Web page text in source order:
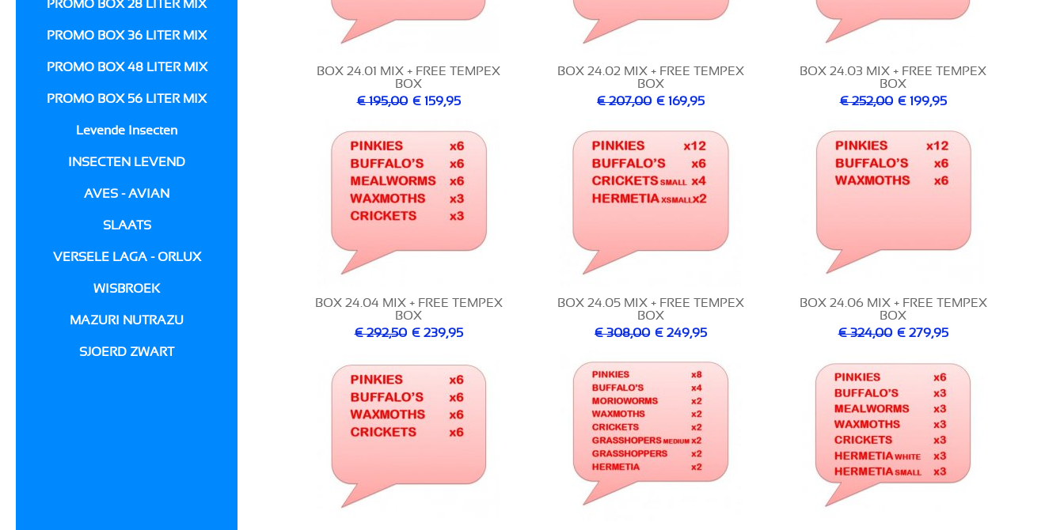
PROMO BOX 28 LITER MIX
PROMO BOX 36 LITER MIX
PROMO BOX 48 LITER MIX
PROMO BOX 56 LITER MIX
Levende Insecten
INSECTEN LEVEND
AVES - AVIAN
SLAATS
VERSELE LAGA - ORLUX
WISBROEK
MAZURI NUTRAZU
SJOERD ZWART
BOX 24.01 MIX + FREE TEMPEX
BOX
€ 195,00 € 159,95
BOX 24.02 MIX + FREE TEMPEX
BOX
€ 207,00 € 169,95
BOX 24.03 MIX + FREE TEMPEX
BOX
€ 252,00 € 199,95
BOX 24.04 MIX + FREE TEMPEX
BOX
€ 292,50 € 239,95
BOX 24.05 MIX + FREE TEMPEX
BOX
€ 308,00 € 249,95
BOX 24.06 MIX + FREE TEMPEX
BOX
€ 324,00 € 279,95